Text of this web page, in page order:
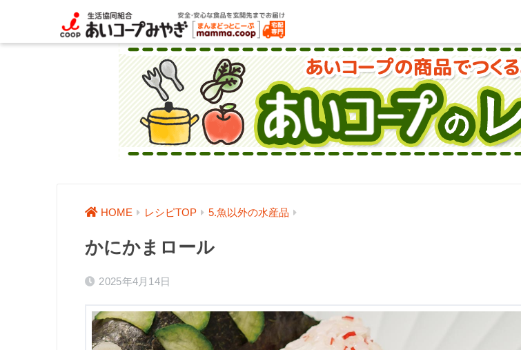
HOME レシピTOP 5.魚以外の水産品
かにかまロール
2025年4月14日